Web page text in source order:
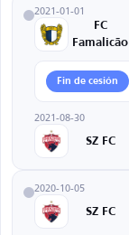
2021-01-01
FC
Famalicão
Fin de cesión
2021-08-30
SZ FC
2020-10-05
SZ FC